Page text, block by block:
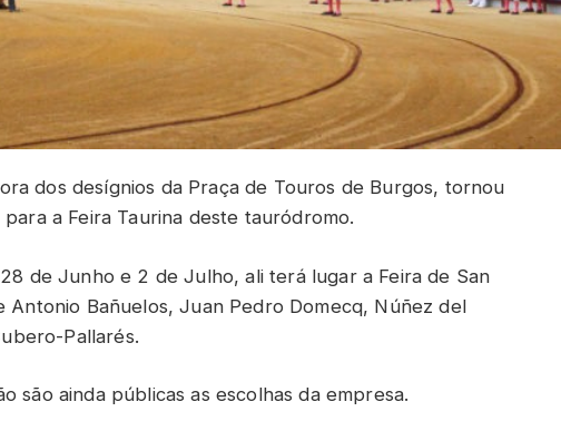
dos desígnios da Praça de Touros de Burgos, tornou
a Feira Taurina deste tauródromo.
de Junho e 2 de Julho, ali terá lugar a Feira de San
Antonio Bañuelos, Juan Pedro Domecq, Núñez del
Pallarés.
são ainda públicas as escolhas da empresa.